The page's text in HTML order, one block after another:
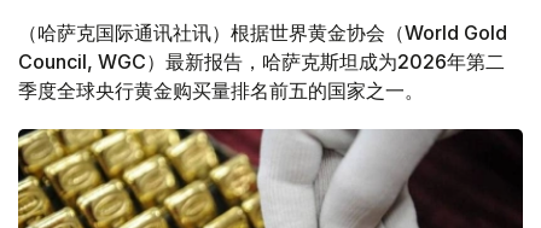
（哈萨克国际通讯社讯）根据世界黄金协会（World Gold
Council, WGC）最新报告，哈萨克斯坦成为2026年第二
季度全球央行黄金购买量排名前五的国家之一。